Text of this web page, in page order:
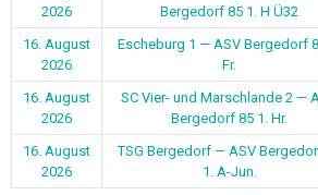
2026
Bergedorf 85 1. H Ü32
16. August
2026
Escheburg 1 — ASV Bergedorf
Fr.
16. August
2026
SC Vier- und Marschlande 2 —
Bergedorf 85 1. Hr.
16. August
2026
TSG Bergedorf — ASV
1. A-Jun.